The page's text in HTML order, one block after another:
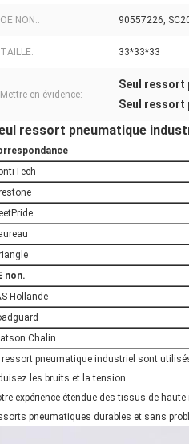
OE NON.: 90557226,
TAILLE: 33*33*33
Mettre en évidence:
Seul ressort
Seul ressort
ressort pneumatique
non.
Hollande
Chalin
ressort pneumatique industriel sont
les bruits et la tension.
expérience étendue des tissus de
pneumatiques durables et sans